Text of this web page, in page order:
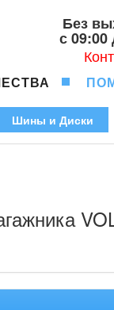
Без
с 09:00
Шины и Диски